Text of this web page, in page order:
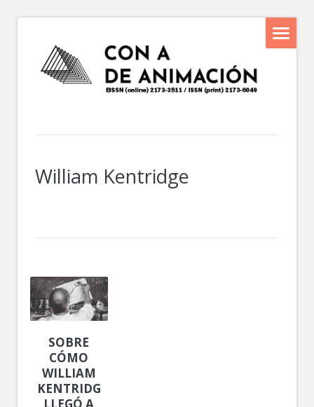
William Kentridge
SOBRE
CÓMO
WILLIAM
KENTRIDGE
LLEGÓ A